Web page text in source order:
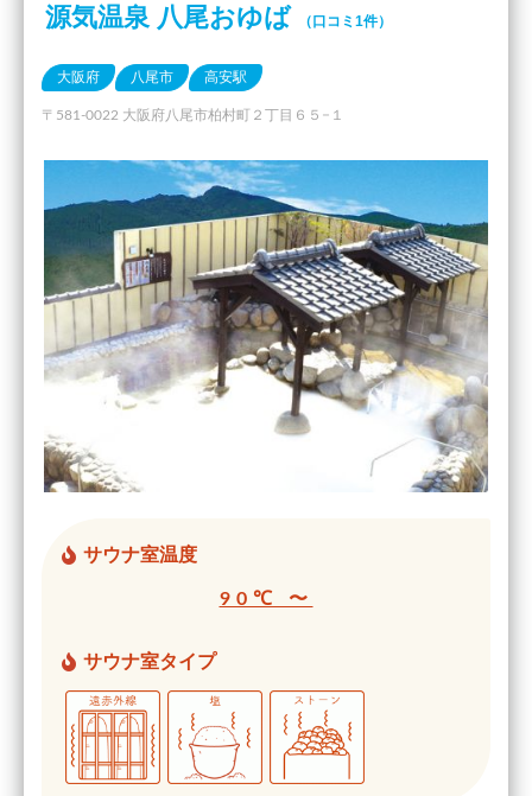
源気温泉 八尾おゆば （口コミ1件）
大阪府 八尾市 高安駅
〒581-0022 大阪府八尾市柏村町２丁目６５−１
サウナ室温度
90℃ 〜
サウナ室タイプ